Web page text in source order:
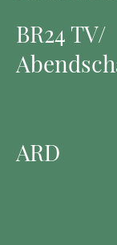
BR24 TV/
ARD